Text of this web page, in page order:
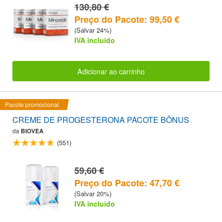
130,80 €
Preço do Pacote: 99,50 €
(Salvar 24%)
IVA incluido
Adicionar ao carrinho
Pacote promocional
CREME DE PROGESTERONA PACOTE BÔNUS
da BIOVEA
(551)
59,60 €
Preço do Pacote: 47,70 €
(Salvar 20%)
IVA incluido